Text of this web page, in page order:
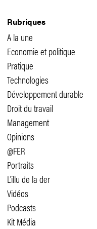
Rubriques
A la une
Economie et politique
Pratique
Technologies
Développement durable
Droit du travail
Management
Opinions
@FER
Portraits
L'illu de la der
Vidéos
Podcasts
Kit Média